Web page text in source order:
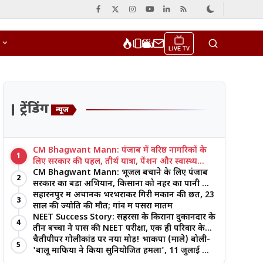
LIVE TV
ट्रेंडिंग न्यूज
1
CM Bhagwant Mann: पंजाब में वरिष्ठ नागरिकों के
लिए सरकार की पहल, तीर्थ यात्रा, पेंशन और स्वास्थ्य
सुविधाओं पर जोर
2
CM Bhagwant Mann: भूजल बचाने के लिए पंजाब
सरकार का बड़ा अभियान, किसानों को नहर का पानी और
आधुनिक खेती का मिल रहा लाभ
3
सहारनपुर में अचानक भरभराकर गिरी मकान की छत, 23
साल की ज्योति की मौत; गांव में पसरा मातम
4
NEET Success Story: सहरसा के किराना दुकानदार के
तीन बच्चों ने पास की NEET परीक्षा, एक ही परिवार के
तीन भाई-बहनों ने रचा इतिहास
5
चैतीपीपर गोलीकांड पर नया मोड़! भाकपा (माले) बोली-
'बालू माफिया ने किया सुनियोजित हमला', 11 जुलाई को